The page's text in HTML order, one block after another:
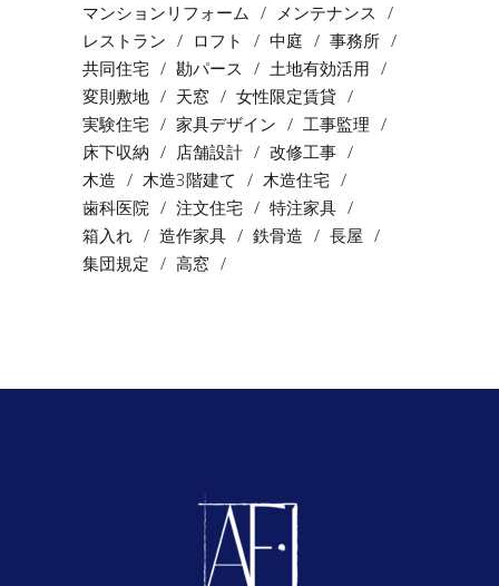
マンションリフォーム
メンテナンス
レストラン
ロフト 中庭
事務所
共同住宅
勘パース
土地有効活用
変則敷地
天窓
女性限定賃貸
実験住宅
家具デザイン
工事監理
床下収納
店舗設計
改修工事
木造
木造3階建て
木造住宅
歯科医院
注文住宅
特注家具
箱入れ
造作家具 鉄骨造
長屋
集団規定
高窓